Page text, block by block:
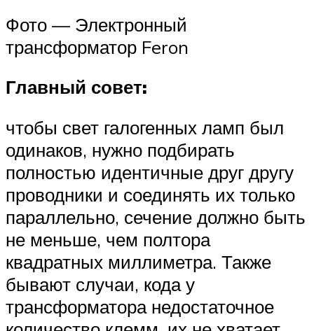
Фото — Электронный
трансформатор Feron
Главный совет:
чтобы свет галогенных ламп был
одинаков, нужно подбирать
полностью идентичные друг другу
проводники и соединять их только
параллельно, сечение должно быть
не меньше, чем полтора
квадратных миллиметра. Также
бывают случаи, кода у
трансформатора недостаточное